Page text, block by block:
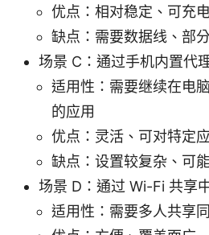
优点：相对稳定、可充
缺点：需要数据线、部
场景 C：通过手机内置代
适用性：需要继续在电
的应用
优点：灵活、可对特定
缺点：设置较复杂、可
场景 D：通过 Wi-Fi 共享
适用性：需要多人共享